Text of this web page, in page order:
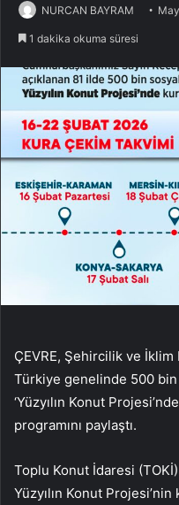
NURCAN BAYRAM
1 dakika okuma süresi
ÇEVRE, Şehircilik ve
Türkiye genelinde 500
‘Yüzyılın Konut
programını paylaştı.
Toplu Konut İdaresi (TOKİ)
Yüzyılın Konut